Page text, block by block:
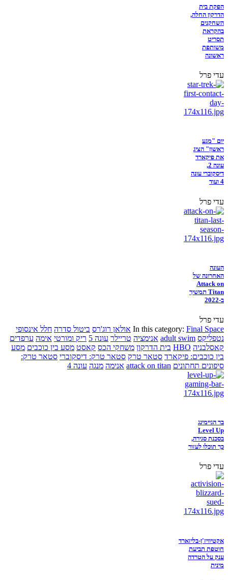
הפקת בית
הדרקון החלה,
השחקנים
בהקראת
תסריט
משותפת
ראשונה
עדי פרל
יום "מגע
ראשון" הציג
את פיקארד
עונה 2,
דיסקוברי עונה
4 ועוד
עדי פרל
העונה
האחרונה של
Attack on
Titan תמשיך
ב-2022
עדי פרל
In this category: Final Space אולאן רוג'רס ביטול סדרה חלל אינסופי
נטפליקס adult swim אנימציה טריילר עונה 5 ריק ומורטי אימה ערפדים
קאסלבניה HBO בית הדרקון משחקי הכס קאסט מסע בין כוכבים מסע
בין כוכבים: פיקארד סטאר טרק סטאר טרק: דיסקוברי סטאר טרק:
סיפונים תחתונים attack on titan אנימה מנגה עונה 4
בר הגיימינג
Level Up
בסכנת סגירה,
כך תוכלו לעזור
עדי פרל
אקטיוויז'ן-בליזארד
חוטפת תביעת
ענק על הטרדה
מינית